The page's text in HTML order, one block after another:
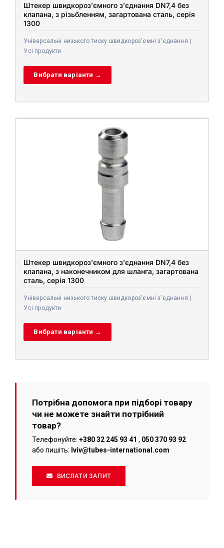
Штекер швидкороз’ємного з’єднання DN7,4 без
клапана, з різьбленням, загартована сталь, серія
1300
Універсальні низького тиску швидкороз'ємні з'єднання |
Усі продукти
Вибрати варіанти →
Штекер швидкороз’ємного з’єднання DN7,4 без
клапана, з наконечником для шланга, загартована
сталь, серія 1300
Універсальні низького тиску швидкороз'ємні з'єднання |
Усі продукти
Вибрати варіанти →
Потрібна допомога при підборі товару
чи не можете знайти потрібний
товар?
Телефонуйте: +380 32 245 93 41 , 050 370 93 92
або пишіть: lviv@tubes-international.com
ВИСЛАТИ ЗАПИТ